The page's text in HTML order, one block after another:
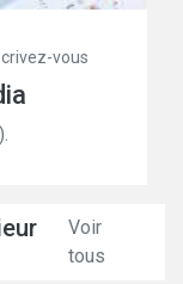
vous
Voir
tous